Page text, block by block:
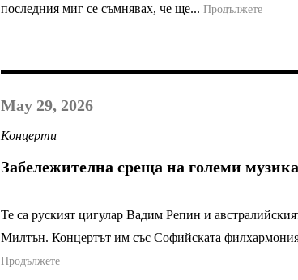
последния миг се съмнявах, че ще... Продължете
May 29, 2026
Концерти
Забележителна среща на големи
Те са руският цигулар Вадим Репин и
Милтън. Концертът им със Софийската
Продължете